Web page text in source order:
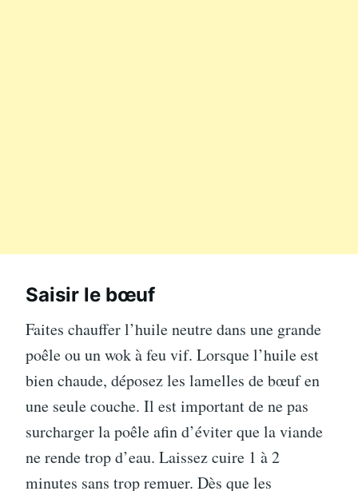
Saisir le bœuf
Faites chauffer l’huile neutre dans une grande
poêle ou un wok à feu vif. Lorsque l’huile est
bien chaude, déposez les lamelles de bœuf en
une seule couche. Il est important de ne pas
surcharger la poêle afin d’éviter que la viande
ne rende trop d’eau. Laissez cuire 1 à 2
minutes sans trop remuer. Dès que les